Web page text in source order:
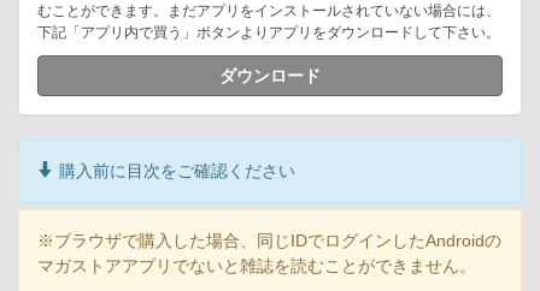
むことができます。まだアプリをインストールされていない場合には、
下記「アプリ内で買う」ボタンよりアプリをダウンロードして下さい。
ダウンロード
購入前に目次をご確認ください
※ブラウザで購入した場合、同じIDでログインしたAndroidの
マガストアアプリでないと雑誌を読むことができません。